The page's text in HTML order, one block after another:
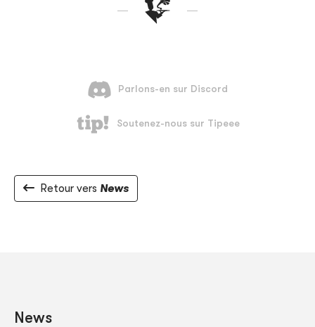
Retour vers News
News